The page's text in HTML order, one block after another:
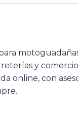
y
con